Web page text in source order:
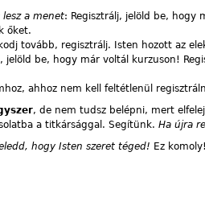
a menet: Regisztrálj, jelöld be, hogy
őket.
tovább, regisztrálj. Isten hozott az
be, hogy már voltál kurzuson!
ahhoz nem kell feltétlenül
, de nem tudsz belépni, mert
a titkársággal. Segítünk. Ha újra
hogy Isten szeret téged! Ez